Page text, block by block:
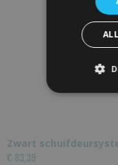
Zwart
€ 83,39